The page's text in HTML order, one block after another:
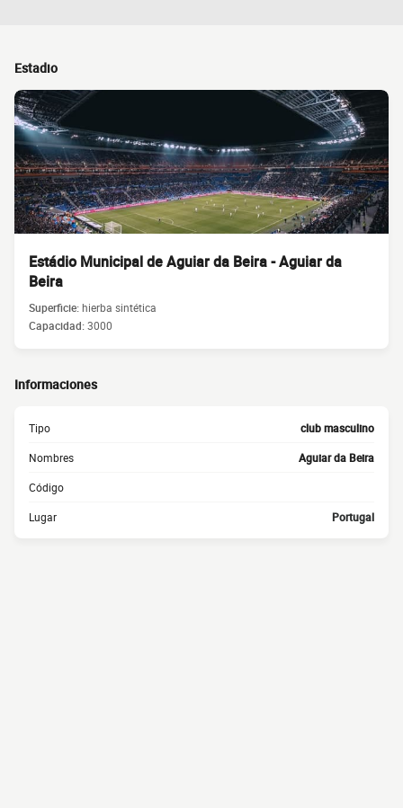
Estadio
Estádio Municipal de Aguiar da Beira - Aguiar da
Beira
Superficie:hierba sintética
Capacidad:3000
Informaciones
Tipo club masculino
Nombres Aguiar da Beira
Código
Lugar Portugal